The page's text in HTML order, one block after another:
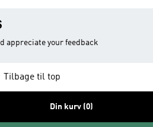
appreciate your feedback
Tilbage til top
Din kurv (0)